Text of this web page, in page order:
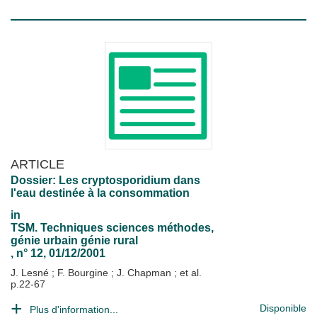
ARTICLE
Dossier: Les cryptosporidium dans
l'eau destinée à la consommation
in
TSM. Techniques sciences méthodes,
génie urbain génie rural
, n° 12, 01/12/2001
J. Lesné ; F. Bourgine ; J. Chapman ; et al.
p.22-67
Plus d'information... Disponible